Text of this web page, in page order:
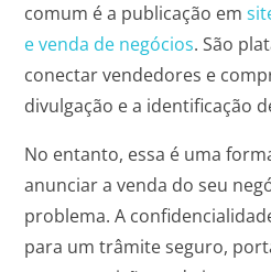
comum é a publicação em
e venda de negócios. São
conectar vendedores e
divulgação e a identificação
No entanto, essa é uma
anunciar a venda do seu
problema. A
para um trâmite seguro,